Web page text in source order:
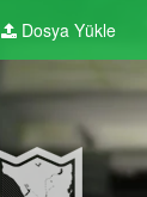
Dosya Yükle